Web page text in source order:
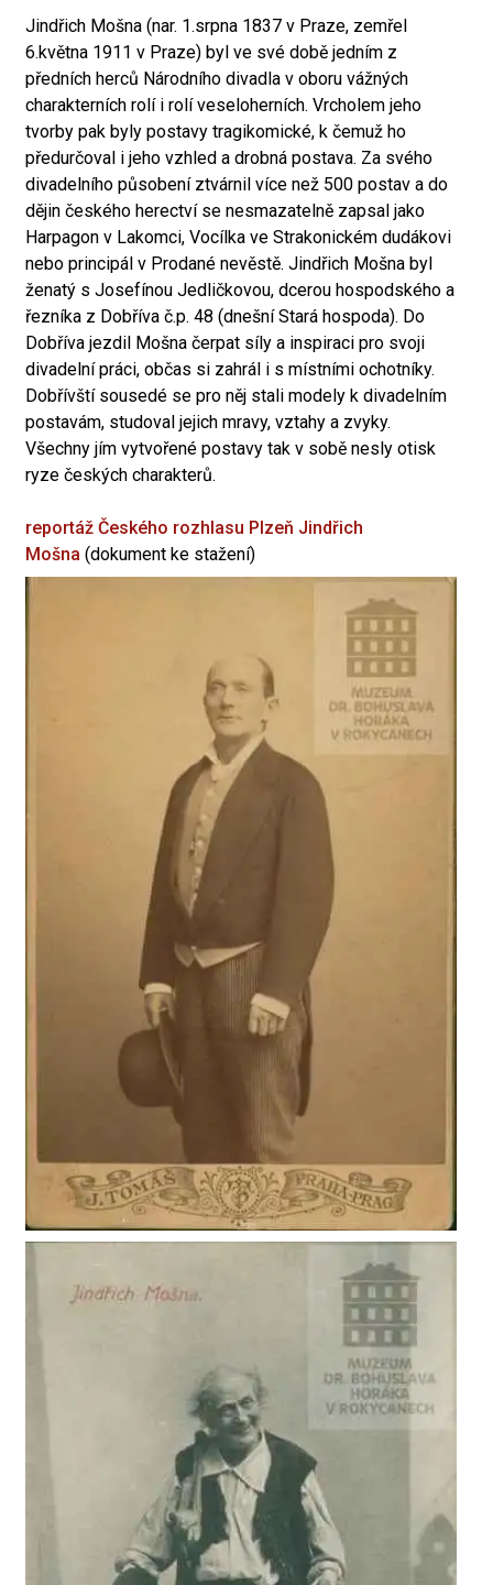
Jindřich Mošna (nar. 1.srpna 1837 v Praze, zemřel
6.května 1911 v Praze) byl ve své době jedním z
předních herců Národního divadla v oboru vážných
charakterních rolí i rolí veseloherních. Vrcholem jeho
tvorby pak byly postavy tragikomické, k čemuž ho
předurčoval i jeho vzhled a drobná postava. Za svého
divadelního působení ztvárnil více než 500 postav a do
dějin českého herectví se nesmazatelně zapsal jako
Harpagon v Lakomci, Vocílka ve Strakonickém dudákovi
nebo principál v Prodané nevěstě. Jindřich Mošna byl
ženatý s Josefínou Jedličkovou, dcerou hospodského a
řezníka z Dobříva č.p. 48 (dnešní Stará hospoda). Do
Dobříva jezdil Mošna čerpat síly a inspiraci pro svoji
divadelní práci, občas si zahrál i s místními ochotníky.
Dobřívští sousedé se pro něj stali modely k divadelním
postavám, studoval jejich mravy, vztahy a zvyky.
Všechny jím vytvořené postavy tak v sobě nesly otisk
ryze českých charakterů.
reportáž Českého rozhlasu Plzeň Jindřich
Mošna (dokument ke stažení)